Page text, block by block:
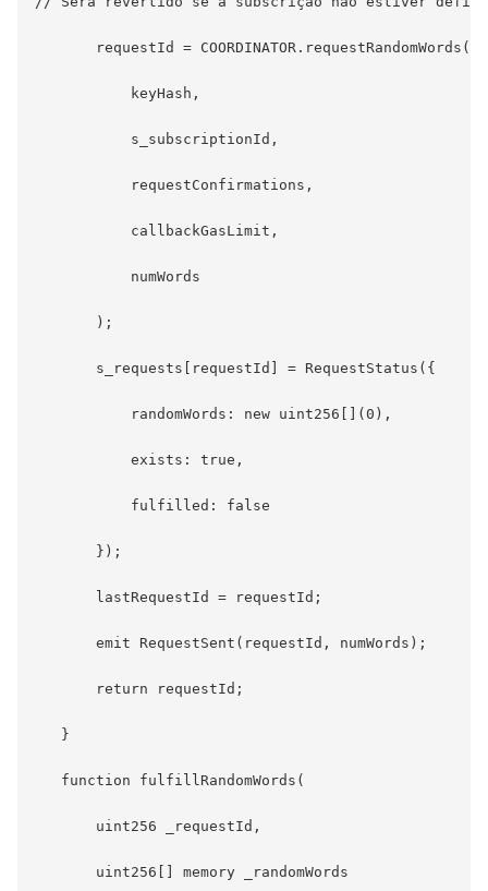
       requestId = COORDINATOR.requestRandomWords(
           keyHash,
           s_subscriptionId,
           requestConfirmations,
           callbackGasLimit,
           numWords
       );
       s_requests[requestId] = RequestStatus({
           randomWords: new uint256[](0),
           exists: true,
           fulfilled: false
       });
       lastRequestId = requestId;
       emit RequestSent(requestId, numWords);
       return requestId;
   }
   function fulfillRandomWords(
       uint256 _requestId,
       uint256[] memory _randomWords